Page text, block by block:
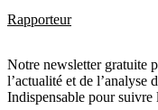
Rapporteur
Notre newsletter gratuite
l’actualité et de l’analyse
Indispensable pour suivre